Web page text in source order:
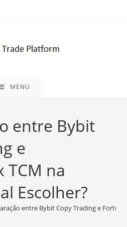
MENU
entre Bybit
e
TCM na
Escolher?
entre Bybit Copy Trading e